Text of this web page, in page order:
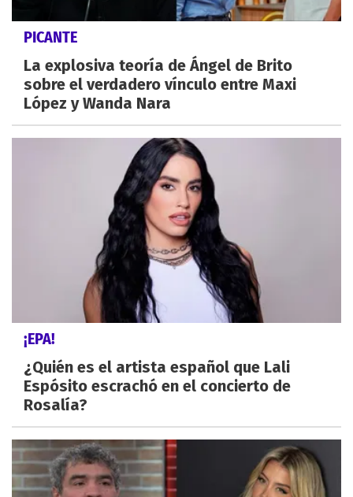
PICANTE
La explosiva teoría de Ángel de Brito
sobre el verdadero vínculo entre Maxi
López y Wanda Nara
¡EPA!
¿Quién es el artista español que Lali
Espósito escrachó en el concierto de
Rosalía?